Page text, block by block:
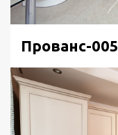
Прованс-005